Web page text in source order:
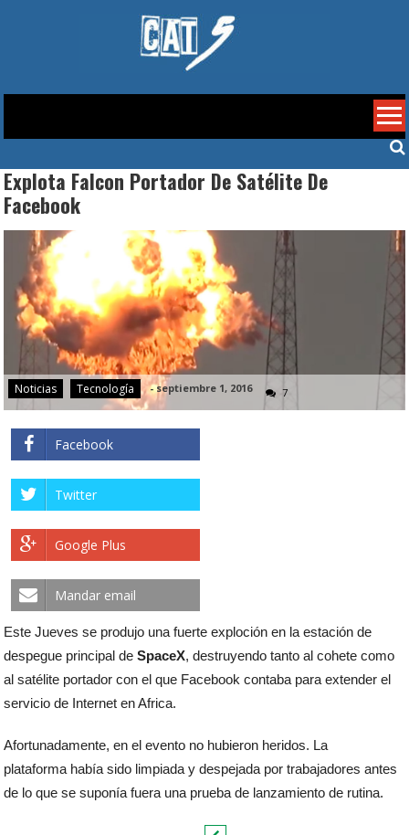
Cat 5
Explota Falcon Portador De Satélite De
Facebook
Noticias Tecnología -septiembre 1, 2016 7
Facebook
Twitter
Google Plus
Mandar email
Este Jueves se produjo una fuerte exploción en la estación de
despegue principal deSpaceX, destruyendo tanto al cohete como
al satélite portador con el que Facebook contaba para extender el
servicio de Internet en Africa.
Afortunadamente, en el evento no hubieron heridos. La
plataforma había sido limpiada y despejada por trabajadores antes
de lo que se suponía fuera una prueba de lanzamiento de rutina.